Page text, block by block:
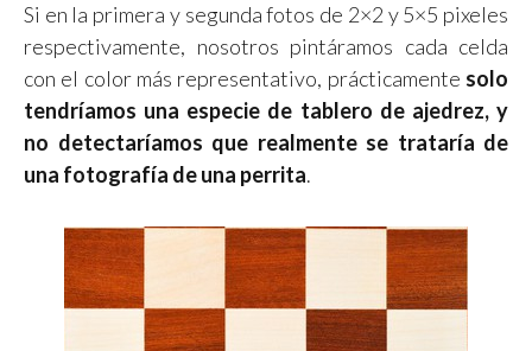
Si en la primera y segunda fotos de 2×2 y 5×5 pixeles
respectivamente, nosotros pintáramos cada celda
con el color más representativo, prácticamente solo
tendríamos una especie de tablero de ajedrez, y
no detectaríamos que realmente se trataría de
una fotografía de una perrita.